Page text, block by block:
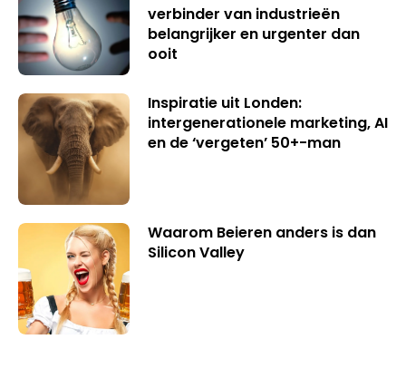
verbinder van industrieën
belangrijker en urgenter dan
ooit
Inspiratie uit Londen:
intergenerationele marketing, AI
en de ‘vergeten’ 50+-man
Waarom Beieren anders is dan
Silicon Valley